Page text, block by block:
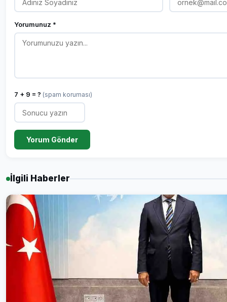
Yorumunuz *
7 + 9 = ? (spam koruması)
Yorum Gönder
İlgili Haberler